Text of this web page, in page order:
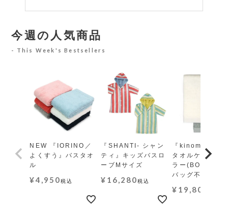
今週の人気商品
This Week's Bestsellers
NEW 『IORINO／
よくすう』バスタオ
ル
¥4,950税込
『SHANTI- シャン
ティ』キッズバスロ
ーブMサイズ
¥ 16,280税込
『kinome-木の
タオルケット レ
ラー(BOX・ギ
バッグ不可)
¥ 19,800